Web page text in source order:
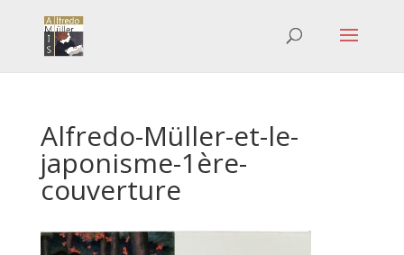
Alfredo-Müller-et-le-
japonisme-1ère-
couverture